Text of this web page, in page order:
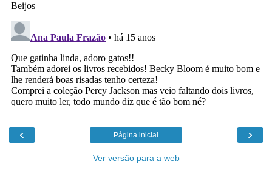
‹ ›
Página inicial
Ver versão para a web